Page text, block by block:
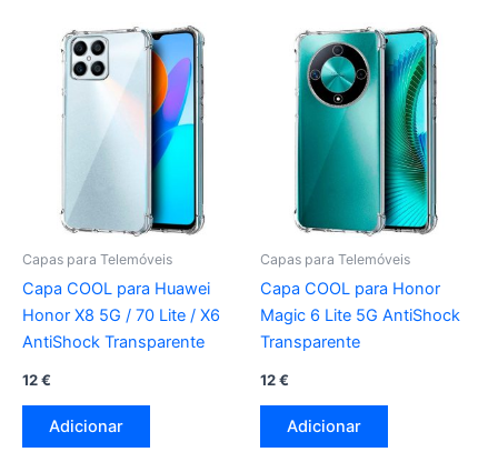
Capas para Telemóveis
Capa COOL para Huawei
Honor X8 5G / 70 Lite / X6
AntiShock Transparente
12€
Adicionar
Capas para Telemóveis
Capa COOL para Honor
Magic 6 Lite 5G AntiShock
Transparente
12€
Adicionar